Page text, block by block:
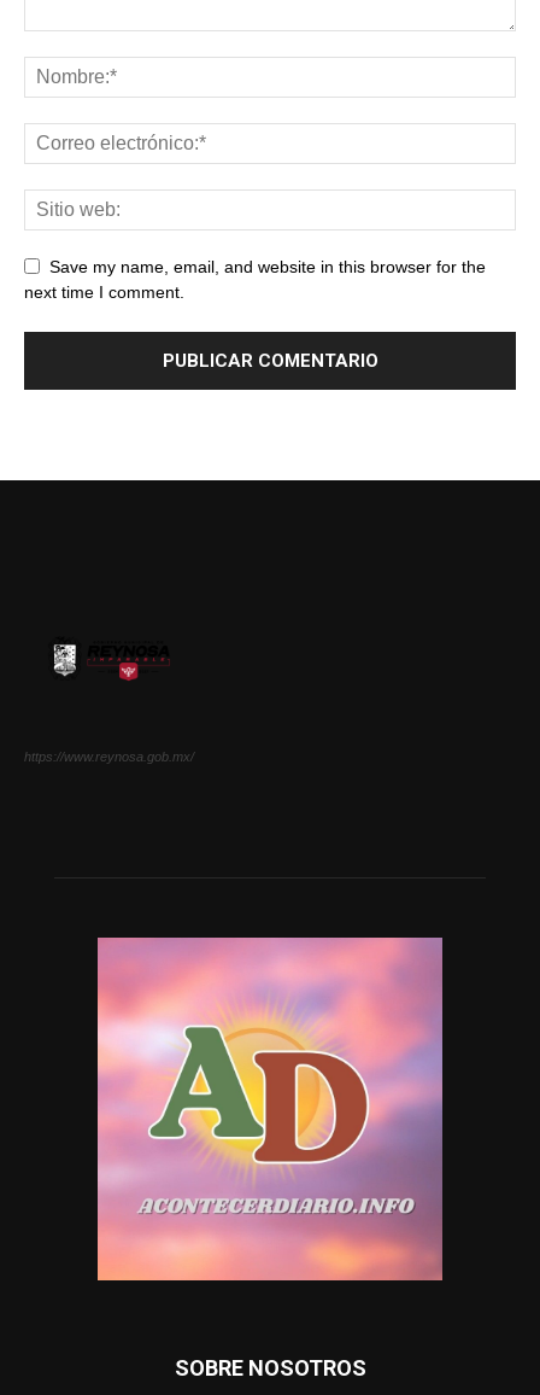
Save my name, email, and website in this browser for the
next time I comment.
https://www.reynosa.gob.mx/
SOBRE NOSOTROS